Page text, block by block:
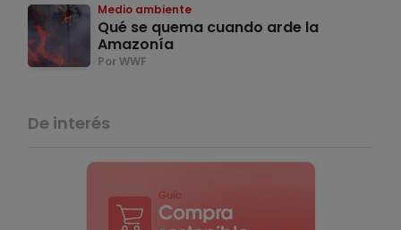
Medio ambiente
Qué se quema cuando arde la
Amazonía
Por WWF
De interés